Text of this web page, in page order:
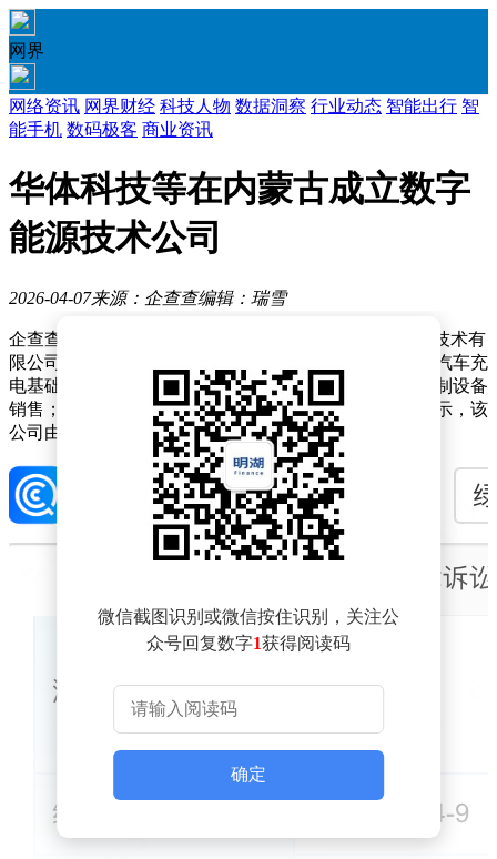
网界
网络资讯 网界财经 科技人物 数据洞察 行业动态 智能出行 智
能手机 数码极客 商业资讯
华体科技等在内蒙古成立数字
能源技术公司
2026-04-07来源：企查查编辑：瑞雪
企查查APP显示，近日，绿通华畅（内蒙古）数字能源技术有
限公司成立，注册资本3000万元，经营范围包含：电动汽车充
电基础设施运营；集中式快速充电站；智能输配电及控制设备
销售；新能源汽车换电设施销售等。企查查股权穿透显示，该
公司由华体科技（603679）等共同持股。
微信截图识别或微信按住识别，关注公
众号回复数字1获得阅读码
确定